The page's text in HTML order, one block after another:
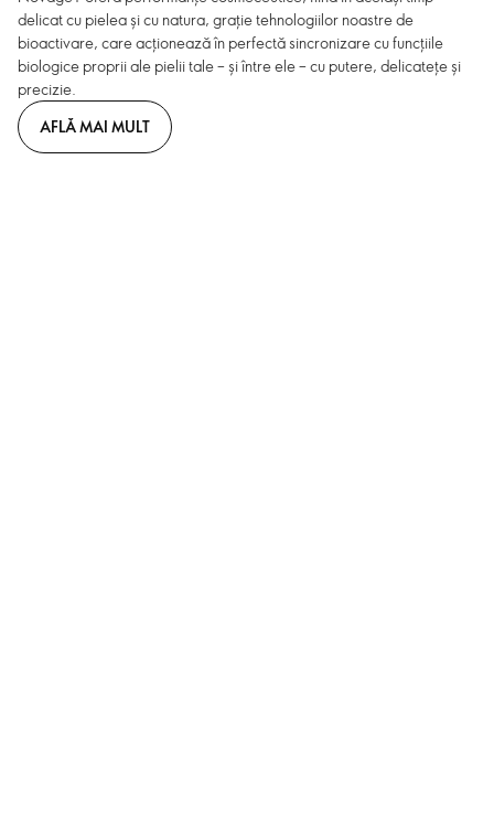
delicat cu pielea și cu natura, grație tehnologiilor noastre de
bioactivare, care acționează în perfectă sincronizare cu funcțiile
biologice proprii ale pielii tale – și între ele – cu putere, delicatețe și
precizie.
AFLĂ MAI MULT